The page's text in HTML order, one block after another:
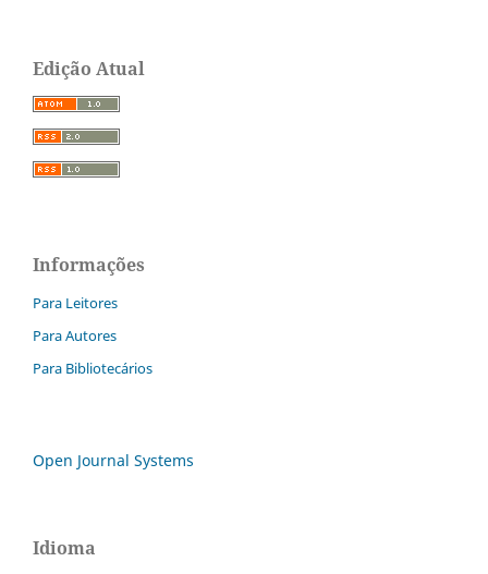
Edição Atual
Informações
Para Leitores
Para Autores
Para Bibliotecários
Open Journal Systems
Idioma